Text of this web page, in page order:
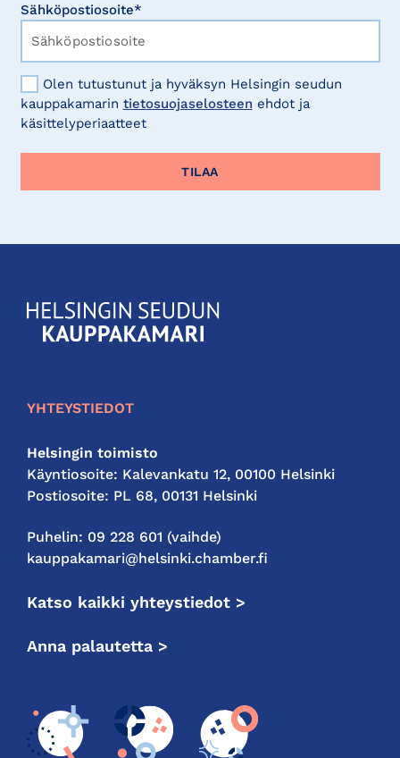
Sähköpostiosoite*
Olen tutustunut ja hyväksyn Helsingin seudun
kauppakamarin tietosuojaselosteen ehdot ja
käsittelyperiaatteet
KauppakamariHelsingin
seudun
YHTEYSTIEDOT
Helsingin toimisto
Käyntiosoite: Kalevankatu 12, 00100 Helsinki
Postiosoite: PL 68, 00131 Helsinki
Puhelin: 09 228 601 (vaihde)
kauppakamari@helsinki.chamber.fi
Katso kaikki yhteystiedot >
Anna palautetta >